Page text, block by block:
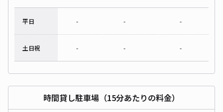
平日 - - -
土日祝 - - -
時間貸し駐車場（15分あたりの料金）